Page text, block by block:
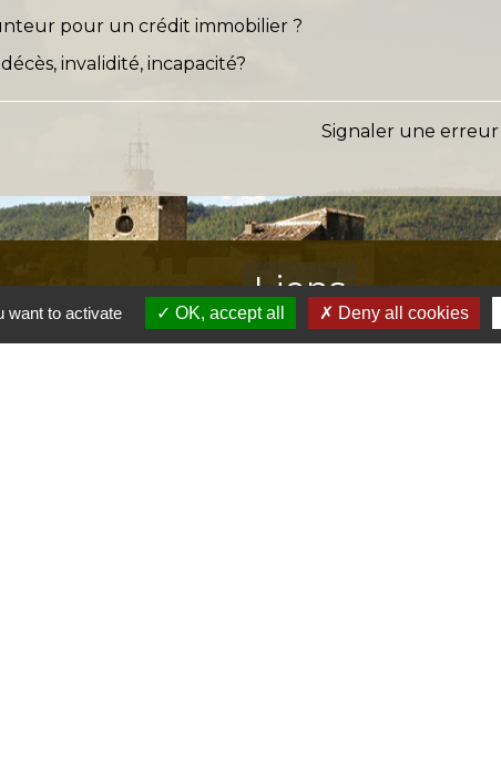
pour un crédit immobilier ?
invalidité, incapacité?
Signaler une
Liens
Provence Verte & Verdon
want to activate OK, accept all Deny all cookies